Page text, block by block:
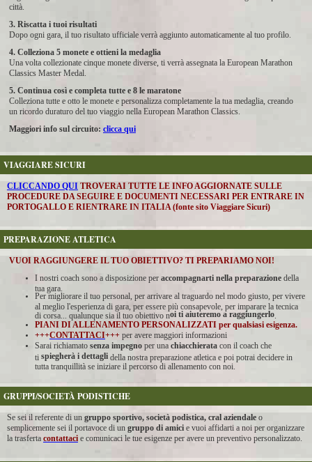
città.
3. Riscatta i tuoi risultati
Dopo ogni gara, il tuo risultato ufficiale verrà aggiunto automaticamente al tuo profilo.
4. Colleziona 5 monete e ottieni la medaglia
Una volta collezionate cinque monete diverse, ti verrà assegnata la European Marathon
Classics Master Medal.
5. Continua così e completa tutte e 8 le maratone
Colleziona tutte e otto le monete e personalizza completamente la tua medaglia, creando
un ricordo duraturo del tuo viaggio nella European Marathon Classics.
Maggiori info sul circuito: clicca qui
VIAGGIARE SICURI
CLICCANDO QUI TROVERAI TUTTE LE INFO AGGIORNATE SULLE
PROCEDURE DA SEGUIRE E DOCUMENTI NECESSARI PER ENTRARE IN
PORTOGALLO E RIENTRARE IN ITALIA (fonte sito Viaggiare Sicuri)
PREPARAZIONE ATLETICA
VUOI RAGGIUNGERE IL TUO OBIETTIVO? TI PREPARIAMO NOI!
I nostri coach sono a disposizione per accompagnarti nella preparazione della
tua gara.
Per migliorare il tuo personal, per arrivare al traguardo nel modo giusto, per vivere
al meglio l'esperienza di gara, per essere più consapevole, per imparare la tecnica
di corsa... qualunque sia il tuo obiettivo noi ti aiuteremo a raggiungerlo
PIANI DI ALLENAMENTO PERSONALIZZATI per qualsiasi esigenza.
+++CONTATTACI+++ per avere maggiori informazioni
Sarai richiamato senza impegno per una chiacchierata con il coach che
ti spiegherà i dettagli della nostra preparazione atletica e poi potrai decidere in
tutta tranquillità se iniziare il percorso di allenamento con noi.
GRUPPI/SOCIETÀ PODISTICHE
Se sei il referente di un gruppo sportivo, società podistica, cral aziendale o
semplicemente sei il portavoce di un gruppo di amici e vuoi affidarti a noi per organizzare
la trasferta contattaci e comunicaci le tue esigenze per avere un preventivo personalizzato.